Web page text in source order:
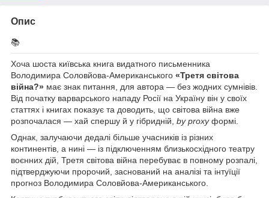
Опис
📚
Хоча шоста київська книга видатного письменника
Володимира Соловйова-Американського «Третя світова
війна?» має знак питання, для автора — без жодних сумнівів.
Від початку варварського нападу Росії на Україну він у своїх
статтях і книгах показує та доводить, що світова війна вже
розпочалася — хай спершу й у гібридній, by proxyформі.
Однак, залучаючи дедалі більше учасників із різних
континентів, а нині — із підключенням близькосхідного театру
воєнних дій, Третя світова війна перебуває в повному розпалі,
підтверджуючи пророчий, заснований на аналізі та інтуїції
прогноз Володимира Соловйова-Американського.